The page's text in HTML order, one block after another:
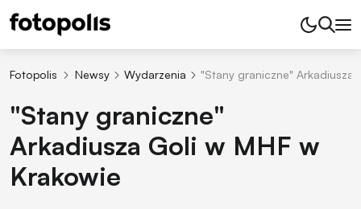
Fotopolis Newsy Wydarzenia "Stany graniczne" Arkadiusza
"Stany graniczne"
Arkadiusza Goli w MHF w
Krakowie